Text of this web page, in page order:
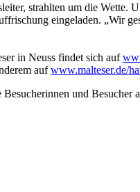
strahlten um die Wette.
eingeladen. „Wir
in Neuss findet sich auf
aufwww.malteser.de/
und Besucher